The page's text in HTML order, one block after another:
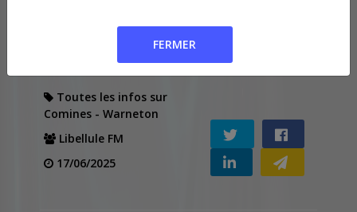
février , Marc Delsalle avec sa photo sur le thème (
Toutes les infos sur
Comines - Warneton
Libellule FM
17/06/2025